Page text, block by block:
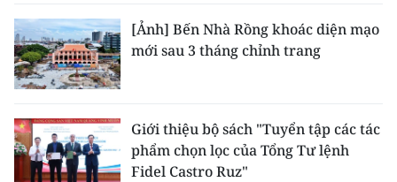
[Ảnh] Bến Nhà Rồng khoác diện mạo
mới sau 3 tháng chỉnh trang
Giới thiệu bộ sách "Tuyển tập các tác
phẩm chọn lọc của Tổng Tư lệnh
Fidel Castro Ruz"